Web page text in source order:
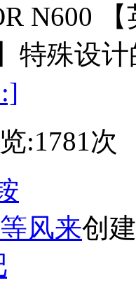
N600
特殊设
:1781次
等风来创